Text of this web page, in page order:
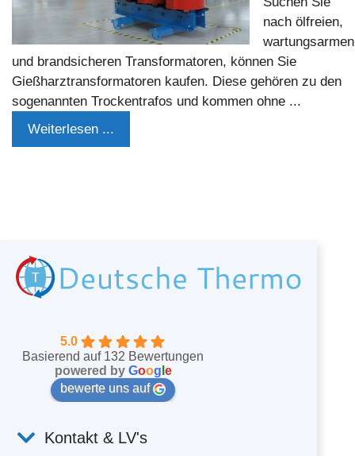
nach ölfreien,
wartungsarmen
und brandsicheren Transformatoren, können Sie
Gießharztransformatoren kaufen. Diese gehören zu den
sogenannten Trockentrafos und kommen ohne ...
Weiterlesen ...
5.0
Basierend auf 132 Bewertungen
powered by Goog e
bewerte uns auf
Kontakt & LV's